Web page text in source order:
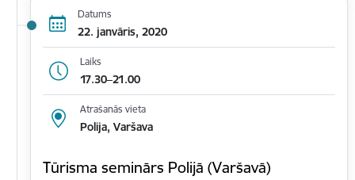
Datums
22. janvāris, 2020
Laiks
17.30–21.00
Atrašanās vieta
Polija, Varšava
Tūrisma seminārs Polijā (Varšavā)